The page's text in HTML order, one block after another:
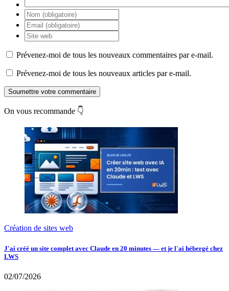
Prévenez-moi de tous les nouveaux commentaires par e-mail.
Prévenez-moi de tous les nouveaux articles par e-mail.
Soumettre votre commentaire
On vous recommande 👇
Création de sites web
J'ai créé un site complet avec Claude en 20 minutes — et je l'ai hébergé chez
LWS
02/07/2026